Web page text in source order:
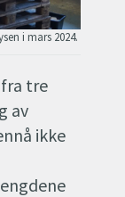
i mars 2024.
tre
av
ikke